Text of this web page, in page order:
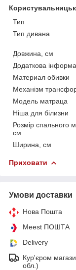
Тип
Тип дивана
Довжина, см
Додаткова
Материал обивки
Механізм
Модель матраца
Ніша для білизни
Розмір спального
см
Ширина, см
Приховати
Умови доставки
Нова Пошта
Meest ПОШТА
Delivery
Кур'єром
обл.)